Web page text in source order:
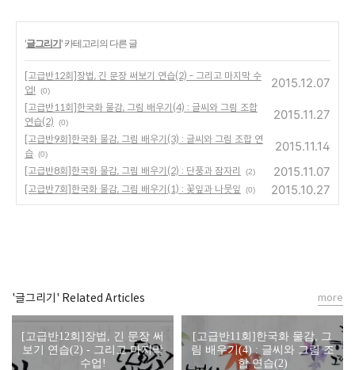
'글그리기' 카테고리의 다른 글
[고급반12회]장법, 긴 문장 써보기 연습(2) - 그리고 마지막 수
업!
(0)
2015.12.07
[고급반11회]한국화 물감, 그림 배우기(4) : 글씨와 그림 조합
연습(2)
(0)
2015.11.27
[고급반9회]한국화 물감, 그림 배우기(3) : 글씨와 그림 조합 연
습 (0)
2015.11.14
[고급반8회]한국화 물감, 그림 배우기(2) : 단풍과 잠자리 (2) 2015.11.07
[고급반7회]한국화 물감, 그림 배우기(1) : 꽃잎과 나뭇잎 (0) 2015.10.27
'글그리기' Related Articles
[고급반12회]장법, 긴 문장 써
보기 연습(2) - 그리고 마지막
수업!
[고급반11회]한국화 물감, 그
림 배우기(4) : 글씨와 그림 조
합 연습(2)
more